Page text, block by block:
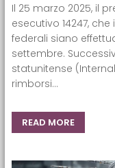
Il 25 marzo 2025, il
esecutivo 14247,
federali siano
settembre.
statunitense
rimborsi...
READ MORE